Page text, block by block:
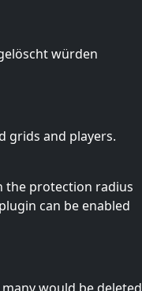
würden
grids and players.
the protection radius
can be enabled